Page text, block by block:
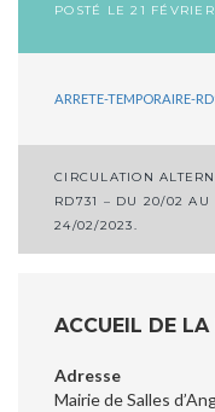
POSTÉ LE21
ARRETE-TEMPORAIRE-
de
l’article
CIRCULATION
RD731 – DU 20/02 AU
24/02/2023.
ACCUEIL DE LA
Adresse
Mairie de Salles